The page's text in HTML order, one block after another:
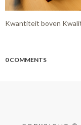
Kwantiteit boven
0 COMMENTS